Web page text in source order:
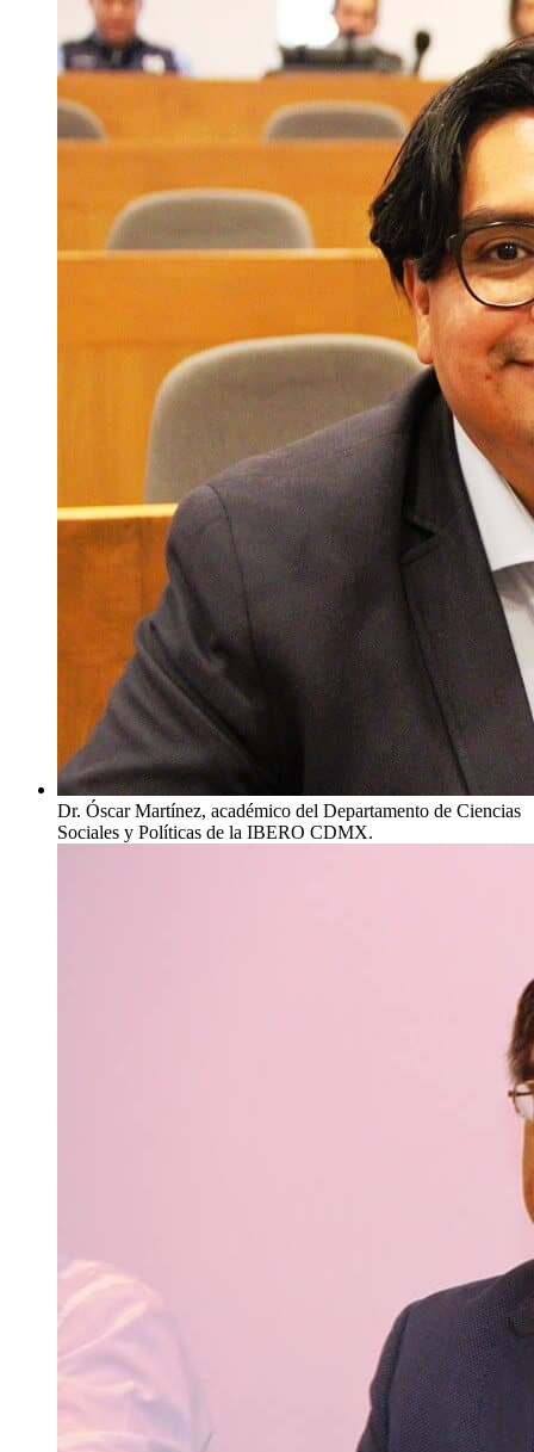
Dr. Óscar Martínez, académico del Departamento de Ciencias
Sociales y Políticas de la IBERO CDMX.